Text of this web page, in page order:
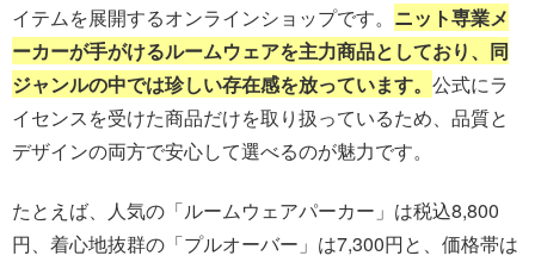
イテムを展開するオンラインショップです。 ニット専業メ
ーカーが手がけるルームウェアを主力商品としており、同
ジャンルの中では珍しい存在感を放っています。 公式にラ
イセンスを受けた商品だけを取り扱っているため、品質と
デザインの両方で安心して選べるのが魅力です。
たとえば、人気の「ルームウェアパーカー」は税込8,800
円、着心地抜群の「プルオーバー」は7,300円と、価格帯は